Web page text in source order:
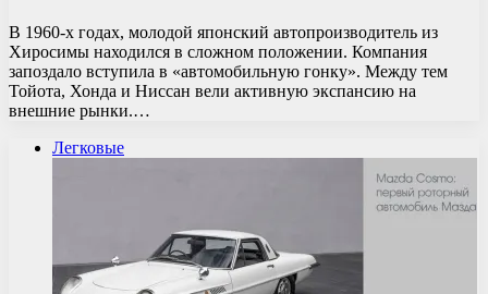
В 1960-х годах, молодой японский автопроизводитель из
Хиросимы находился в сложном положении. Компания
запоздало вступила в «автомобильную гонку». Между тем
Тойота, Хонда и Ниссан вели активную экспансию на
внешние рынки.…
Легковые